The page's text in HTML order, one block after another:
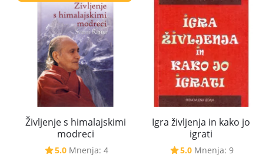
Življenje s himalajskimi
modreci
5.0 Mnenja: 4
Igra življenja in kako jo
igrati
5.0 Mnenja: 9